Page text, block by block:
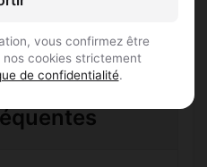
vous confirmez être
cookies strictement
de confidentialité.